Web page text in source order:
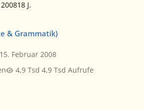
18 J.
& Grammatik)
15. Februar 2008
4,9 Tsd Aufrufe